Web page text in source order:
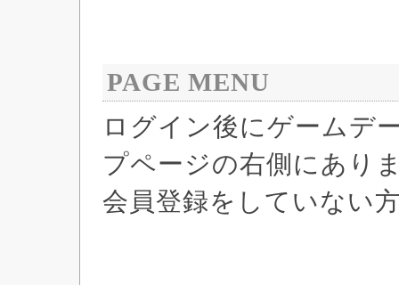
PAGE MENU
ログイン後にゲームデ
プページの右側にあり
会員登録をしていない